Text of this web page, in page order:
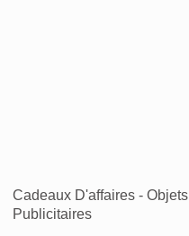
Cadeaux D'affaires - Objets
Publicitaires